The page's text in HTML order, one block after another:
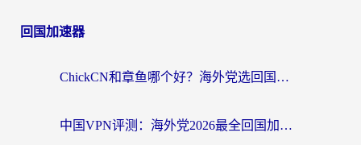
回国加速器
ChickCN和章鱼哪个好？海外党选回国加速器的3个关键维度 + 实用避坑指南
中国VPN评测：海外党2026最全回国加速器选择指南，告别地区限制不踩坑